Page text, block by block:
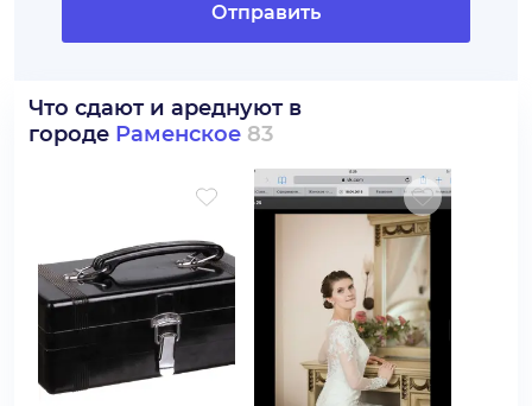
Отправить
Что сдают и ареднуют в
городе Раменское 83